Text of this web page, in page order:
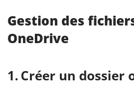
Gestion des
OneDrive
Créer un dossier